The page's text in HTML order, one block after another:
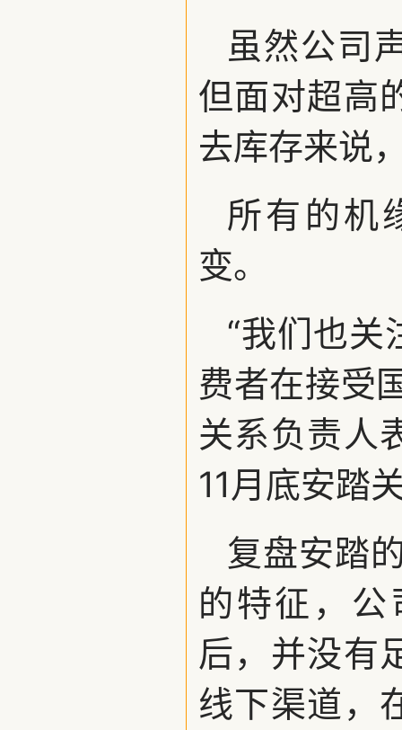
虽然公司
但面对超高
去库存来说
所有的机
变。
“我们也关
费者在接受
关系负责人
11月底安踏
复盘安踏
的特征，
后，并没有
线下渠道，